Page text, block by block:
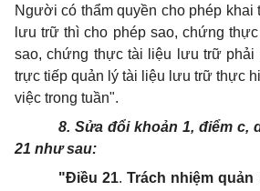
Người có thẩm quyền cho phép khai
lưu trữ thì cho phép sao, chứng
sao, chứng thực tài liệu lưu trữ
trực tiếp quản lý tài liệu lưu trữ thực
việc trong tuần".
8. Sửa đổi khoản 1, điểm c,
21 như sau:
"Điều 21.Trách nhiệm